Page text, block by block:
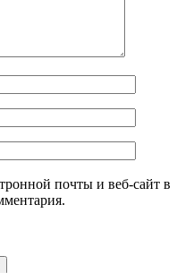
почты и веб-сайт в